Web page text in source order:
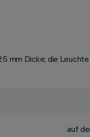
Dicke; die
auf